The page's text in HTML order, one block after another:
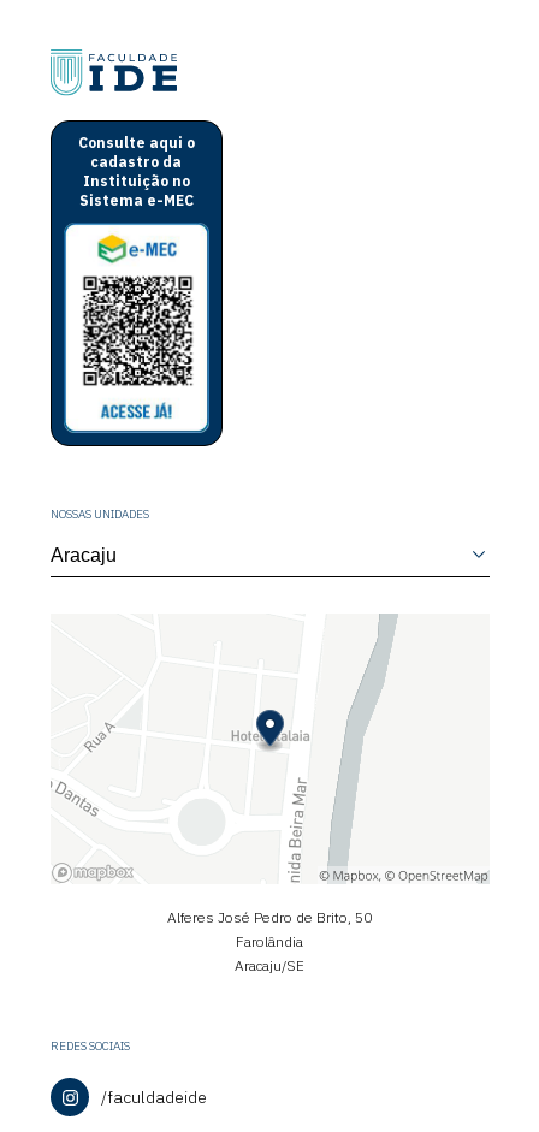
Consulte aqui o
cadastro da
Instituição no
Sistema e-MEC
NOSSAS UNIDADES
Alferes José Pedro de Brito, 50
Farolândia
Aracaju/SE
REDES SOCIAIS
/faculdadeide